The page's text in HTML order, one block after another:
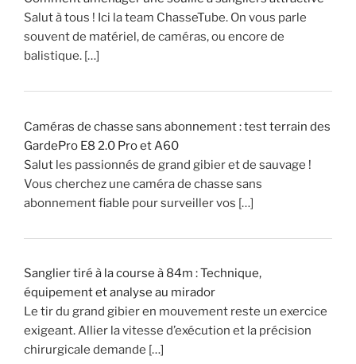
s
e
»
Salut à tous ! Ici la team ChasseTube. On vous parle
souvent de matériel, de caméras, ou encore de
balistique. […]
Caméras de chasse sans abonnement : test terrain des
GardePro E8 2.0 Pro et A60
Salut les passionnés de grand gibier et de sauvage !
Vous cherchez une caméra de chasse sans
abonnement fiable pour surveiller vos […]
Sanglier tiré à la course à 84m : Technique,
équipement et analyse au mirador
Le tir du grand gibier en mouvement reste un exercice
exigeant. Allier la vitesse d’exécution et la précision
chirurgicale demande […]